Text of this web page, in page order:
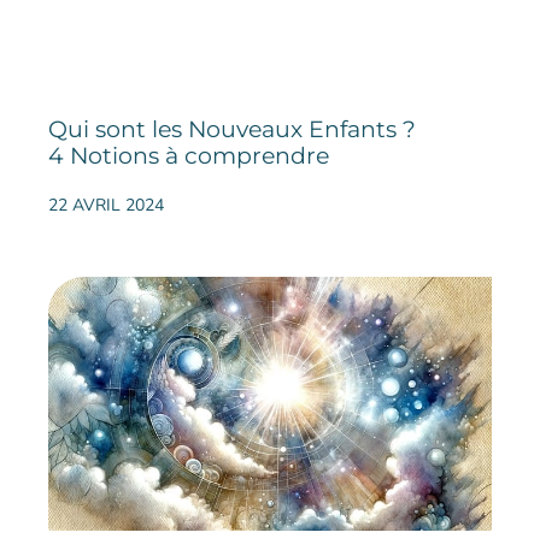
Qui sont les Nouveaux Enfants ?
4 Notions à comprendre
22 AVRIL 2024